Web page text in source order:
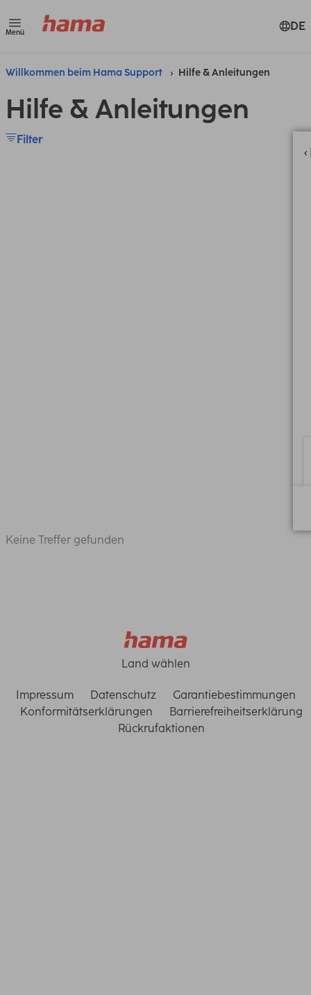
Menü DE
Willkommen beim Hama Support Hilfe & Anleitungen
Hilfe & Anleitungen
Filter
Keine Treffer gefunden
Land wählen
Impressum Datenschutz
Garantiebestimmungen
Konformitätserklärungen
Barrierefreiheitserklärung
Rückrufaktionen